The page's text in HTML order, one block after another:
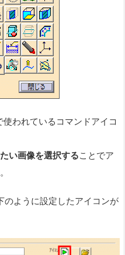
われているコマンドアイコ
い画像を選択することでア
のように設定したアイコンが